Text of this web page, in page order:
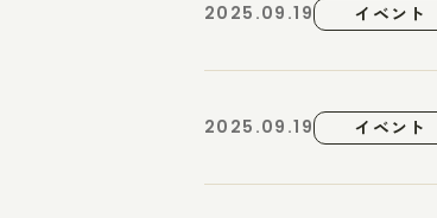
2025.09.19 イベント
2025.09.19 イベント